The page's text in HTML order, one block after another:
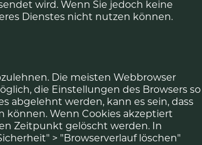
wird. Wenn Sie jedoch keine
Dienstes nicht nutzen können.
Die meisten Webbrowser
die Einstellungen des Browsers so
abgelehnt werden, kann es sein, dass
Wenn Cookies akzeptiert
Zeitpunkt gelöscht werden. In
> "Browserverlauf löschen"